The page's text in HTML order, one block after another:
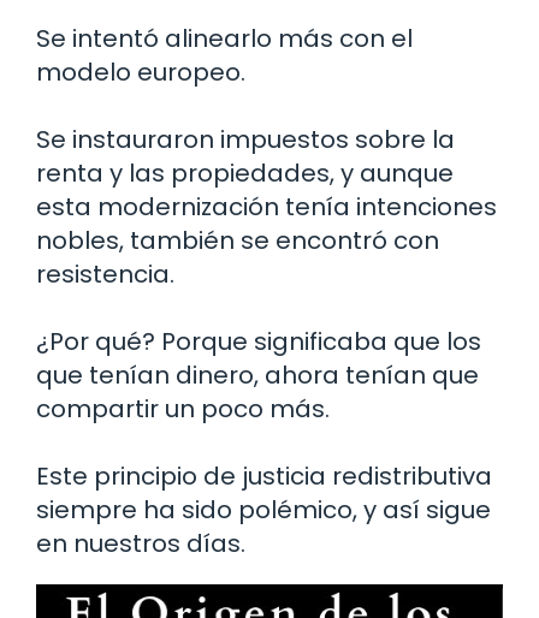
Se intentó alinearlo más con el
modelo europeo.
Se instauraron impuestos sobre la
renta y las propiedades, y aunque
esta modernización tenía intenciones
nobles, también se encontró con
resistencia.
¿Por qué? Porque significaba que los
que tenían dinero, ahora tenían que
compartir un poco más.
Este principio de justicia redistributiva
siempre ha sido polémico, y así sigue
en nuestros días.